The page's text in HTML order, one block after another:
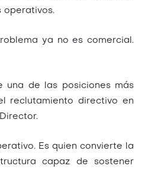
operativos.
ya no es comercial.
una de las posiciones más
reclutamiento directivo en
.
Es quien convierte la
capaz de sostener